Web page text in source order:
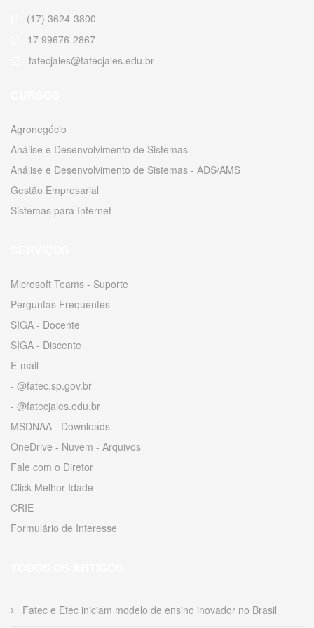
(17) 3624-3800
17 99676-2867
fatecjales@fatecjales.edu.br
Agronegócio
Análise e Desenvolvimento de Sistemas
Análise e Desenvolvimento de Sistemas - ADS/AMS
Gestão Empresarial
Sistemas para Internet
Microsoft Teams - Suporte
Perguntas Frequentes
SIGA - Docente
SIGA - Discente
E-mail
- @fatec.sp.gov.br
- @fatecjales.edu.br
MSDNAA - Downloads
OneDrive - Nuvem - Arquivos
Fale com o Diretor
Click Melhor Idade
CRIE
Formulário de Interesse
Fatec e Etec iniciam modelo de ensino inovador no Brasil